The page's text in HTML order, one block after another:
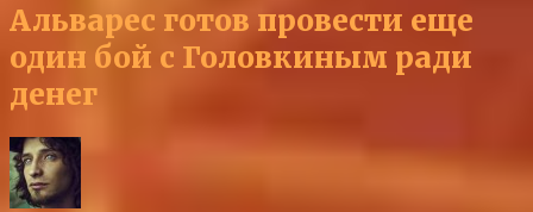
Альварес готов провести еще
один бой с Головкиным ради
денег